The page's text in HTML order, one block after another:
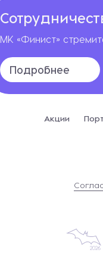
МК «Финист»
Подробнее
Акции
2026